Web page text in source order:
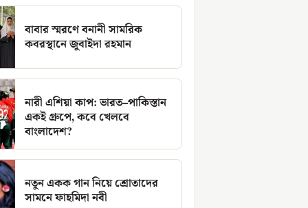
বাবার স্মরণে বনানী সামরিক
কবরস্থানে জুবাইদা রহমান
নারী এশিয়া কাপ: ভারত–পাকিস্তান
একই গ্রুপে, কবে খেলবে
বাংলাদেশ?
নতুন একক গান নিয়ে শ্রোতাদের
সামনে ফাহমিদা নবী